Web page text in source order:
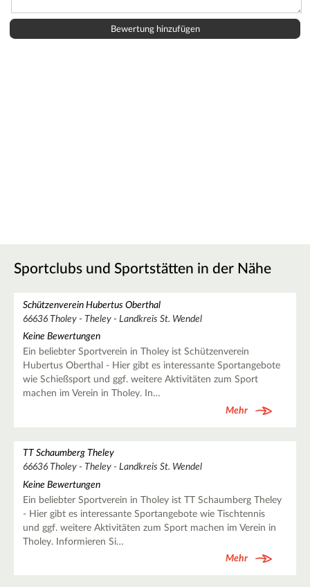
Sportclubs und Sportstätten in der Nähe
Schützenverein Hubertus Oberthal
66636 Tholey - Theley - Landkreis St. Wendel
Keine Bewertungen
Ein beliebter Sportverein in Tholey ist Schützenverein
Hubertus Oberthal - Hier gibt es interessante Sportangebote
wie Schießsport und ggf. weitere Aktivitäten zum Sport
machen im Verein in Tholey. In…
Mehr
TT Schaumberg Theley
66636 Tholey - Theley - Landkreis St. Wendel
Keine Bewertungen
Ein beliebter Sportverein in Tholey ist TT Schaumberg Theley
- Hier gibt es interessante Sportangebote wie Tischtennis
und ggf. weitere Aktivitäten zum Sport machen im Verein in
Tholey. Informieren Si…
Mehr